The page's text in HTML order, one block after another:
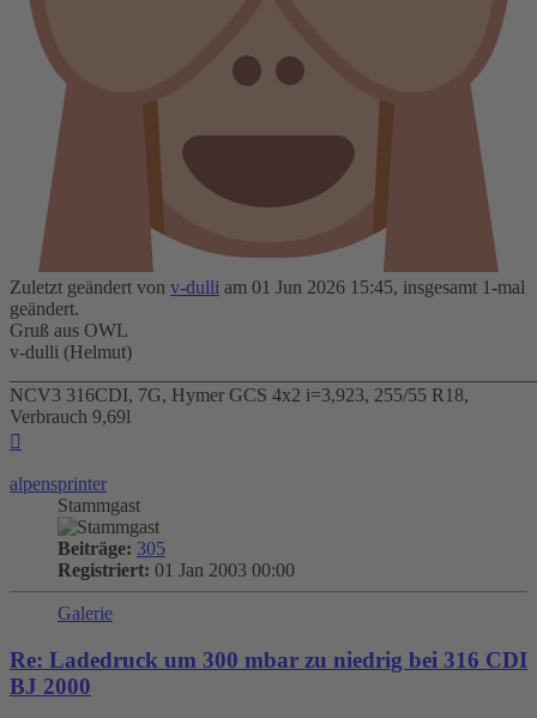
Zuletzt geändert von v-dulli am 01 Jun 2026 15:45, insgesamt 1-mal
geändert.
Gruß aus OWL
v-dulli (Helmut)
NCV3 316CDI, 7G, Hymer GCS 4x2 i=3,923, 255/55 R18,
Verbrauch 9,69l
alpensprinter
Stammgast
Beiträge: 305
Registriert: 01 Jan 2003 00:00
Galerie
Re: Ladedruck um 300 mbar zu niedrig bei 316 CDI
BJ 2000